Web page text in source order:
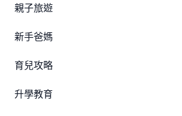
親子旅遊
新手爸媽
育兒攻略
升學教育